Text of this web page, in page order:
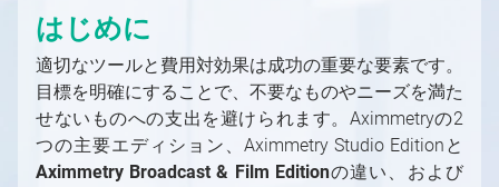
スタジオ計画
グリーンスクリーン
LEDウォール
AR（拡張現実）
固定カメラか移動カメラか？
どのAximmetryが最適か
Aximmetry エディション
Aximmetry レンダリング・コンポーネント
Aximmetry ソフトウェアパッケージ
必要なライセンス数は？
ソフトウェアバージョン履歴
はじめに
適切なツールと費用対効果は成功の重要な要素です。
目標を明確にすることで、不要なものやニーズを満た
せないものへの支出を避けられます。Aximmetryの2
つの主要エディション、Aximmetry Studio Editionと
Aximmetry Broadcast & Film Editionの違い、および